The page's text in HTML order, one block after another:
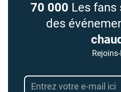
70 000 Les
des